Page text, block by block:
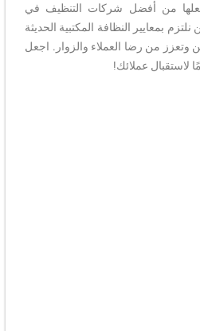
يجعلها من أفضل شركات التنظيف في
بمعايير النظافة المكتبية الحديثة
وتعزز من رضا العملاء والزوار. اجعل
لاستقبال عملائك!